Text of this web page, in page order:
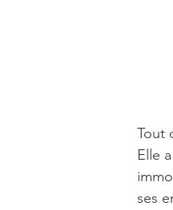
Tout
Elle
ses